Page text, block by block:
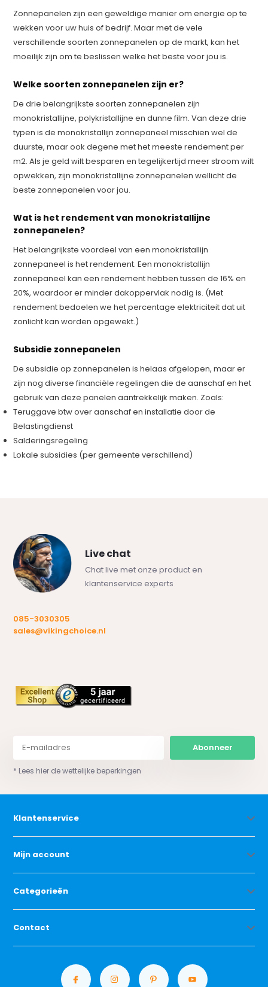
Zonnepanelen zijn een geweldige manier om energie op te
wekken voor uw huis of bedrijf. Maar met de vele
verschillende soorten zonnepanelen op de markt, kan het
moeilijk zijn om te beslissen welke het beste voor jou is.
Welke soorten zonnepanelen zijn er?
De drie belangrijkste soorten zonnepanelen zijn
monokristallijne, polykristallijne en dunne film. Van deze drie
typen is de monokristallijn zonnepaneel misschien wel de
duurste, maar ook degene met het meeste rendement per
m2. Als je geld wilt besparen en tegelijkertijd meer stroom wilt
opwekken, zijn monokristallijne zonnepanelen wellicht de
beste zonnepanelen voor jou.
Wat is het rendement van monokristallijne
zonnepanelen?
Het belangrijkste voordeel van een monokristallijn
zonnepaneel is het rendement. Een monokristallijn
zonnepaneel kan een rendement hebben tussen de 16% en
20%, waardoor er minder dakoppervlak nodig is. (Met
rendement bedoelen we het percentage elektriciteit dat uit
zonlicht kan worden opgewekt.)
Subsidie zonnepanelen
De subsidie op zonnepanelen is helaas afgelopen, maar er
zijn nog diverse financiële regelingen die de aanschaf en het
gebruik van deze panelen aantrekkelijk maken. Zoals:
Teruggave btw over aanschaf en installatie door de
Belastingdienst
Salderingsregeling
Lokale subsidies (per gemeente verschillend)
Live chat
Chat live met onze product en
klantenservice experts
085-3030305
sales@vikingchoice.nl
Abonneer
* Lees hier de wettelijke beperkingen
Klantenservice
Mijn account
Categorieën
Contact